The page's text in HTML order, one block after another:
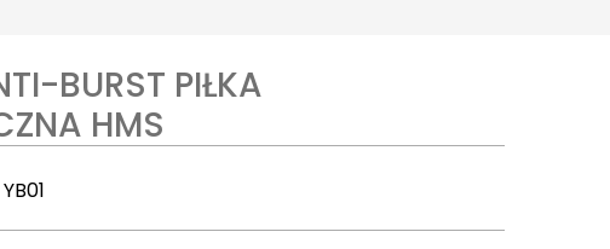
BURST PIŁKA
HMS
YB01